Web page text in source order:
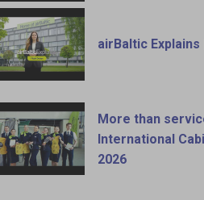
airBaltic Explains
More than
International
2026